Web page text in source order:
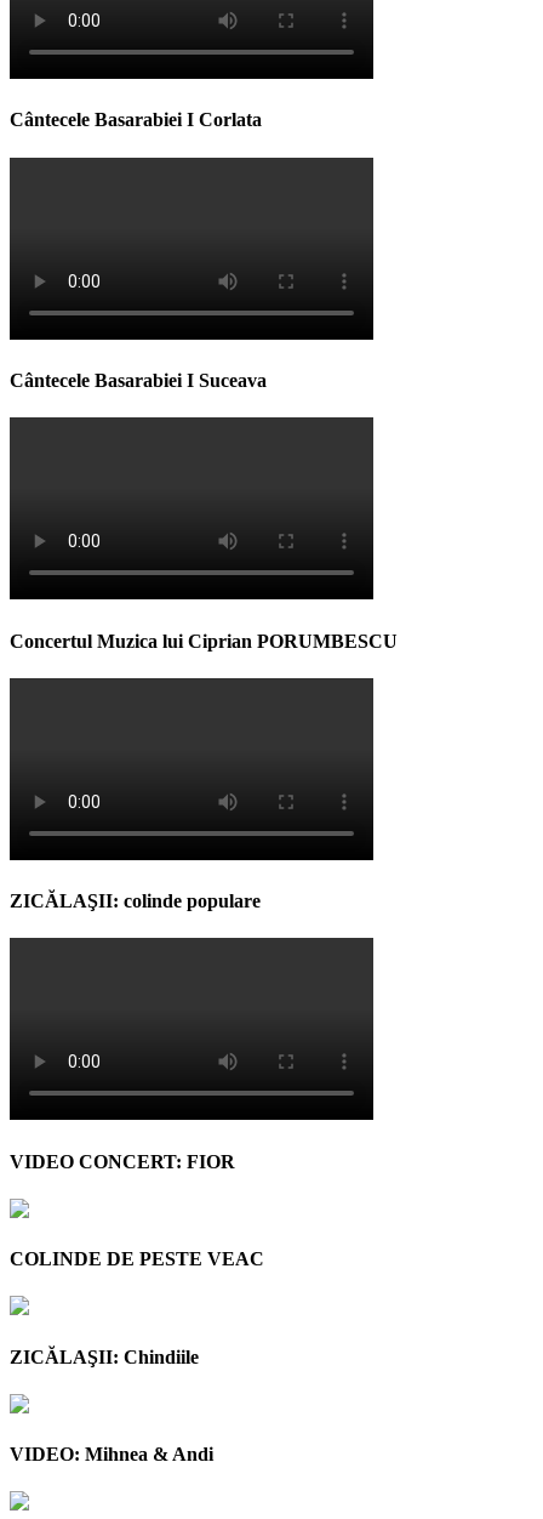
Cântecele Basarabiei I Corlata
Cântecele Basarabiei I Suceava
Concertul Muzica lui Ciprian PORUMBESCU
ZICĂLAŞII: colinde populare
VIDEO CONCERT: FIOR
COLINDE DE PESTE VEAC
ZICĂLAŞII: Chindiile
VIDEO: Mihnea & Andi